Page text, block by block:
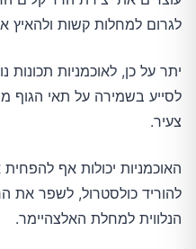
לגרום למחלות קשות ולהאיץ
יתר על כן, לאוכמניות תכונות
לסייע בשמירה על תאי הגוף
צעיר.
האוכמניות יכולות אף
להוריד כולסטרול, לשפר את
הנלווית למחלת האלצהיימר.